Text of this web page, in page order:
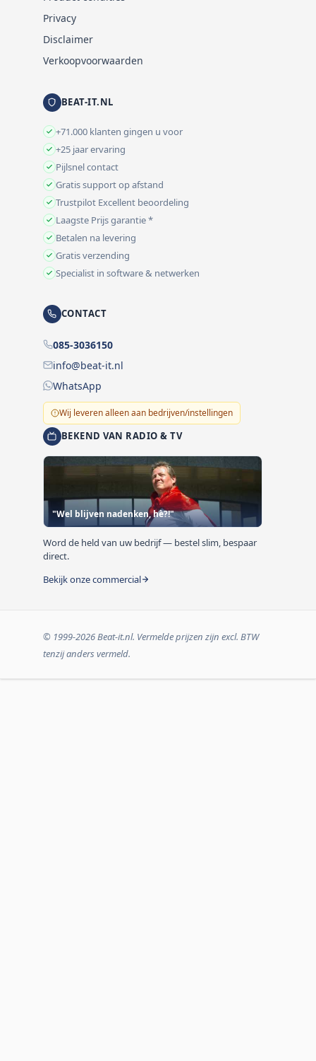
Privacy
Disclaimer
Verkoopvoorwaarden
BEAT-IT.NL
+71.000 klanten gingen u voor
+25 jaar ervaring
Pijlsnel contact
Gratis support op afstand
Trustpilot Excellent beoordeling
Laagste Prijs garantie *
Betalen na levering
Gratis verzending
Specialist in software & netwerken
CONTACT
085-3036150
info@beat-it.nl
WhatsApp
Wij leveren alleen aan bedrijven/instellingen
BEKEND VAN RADIO & TV
"Wel blijven nadenken, hè?!"
Word de held van uw bedrijf — bestel slim, bespaar
direct.
Bekijk onze commercial
© 1999-2026 Beat-it.nl. Vermelde prijzen zijn excl. BTW
tenzij anders vermeld.